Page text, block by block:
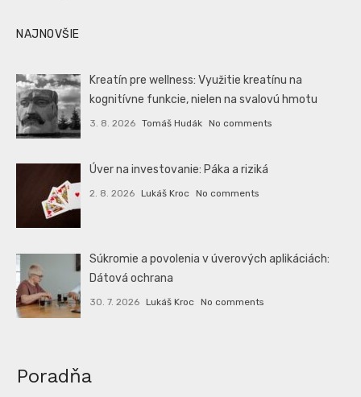
NAJNOVŠIE
Kreatín pre wellness: Využitie kreatínu na
kognitívne funkcie, nielen na svalovú hmotu
3. 8. 2026 Tomáš Hudák No comments
Úver na investovanie: Páka a riziká
2. 8. 2026 Lukáš Kroc No comments
Súkromie a povolenia v úverových aplikáciách:
Dátová ochrana
30. 7. 2026 Lukáš Kroc No comments
Poradňa